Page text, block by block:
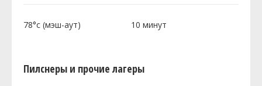
78°c (мэш-аут) 10 минут
Пилснеры и прочие лагеры